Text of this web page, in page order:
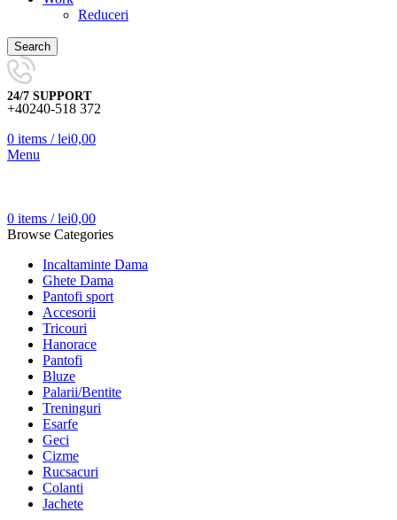
Reduceri
Search
24/7 SUPPORT
+40240-518 372
0 items / lei0,00
Menu
0 items / lei0,00
Browse Categories
Incaltaminte Dama
Ghete Dama
Pantofi sport
Accesorii
Tricouri
Hanorace
Pantofi
Bluze
Palarii/Bentite
Treninguri
Esarfe
Geci
Cizme
Rucsacuri
Colanti
Jachete